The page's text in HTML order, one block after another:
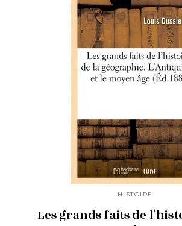
HISTOIRE
Les grands faits de